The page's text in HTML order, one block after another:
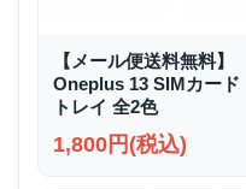
【メール便送料無料】
Oneplus 13 SIMカード
トレイ 全2色
1,800円(税込)